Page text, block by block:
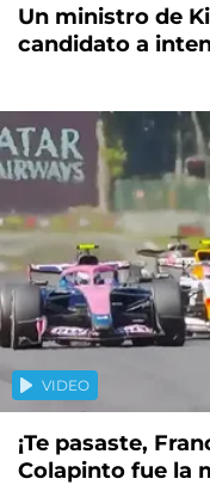
Un ministro de
candidato a
VIDEO
¡Te pasaste,
Colapinto fue la